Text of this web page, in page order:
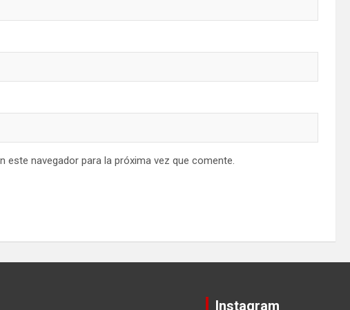
este navegador para la próxima vez que comente.
Instagram